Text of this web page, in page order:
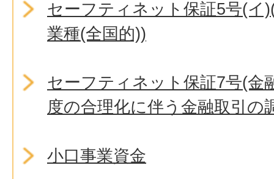
セーフティネット保証5号(イ
業種(全国的))
セーフティネット保証7号(金
度の合理化に伴う金融取引の
小口事業資金